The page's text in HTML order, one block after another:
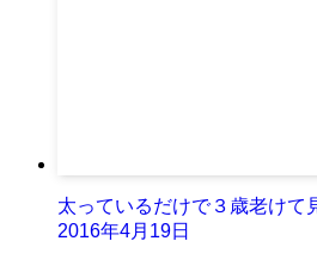
太っているだけで３歳老けて
2016年4月19日